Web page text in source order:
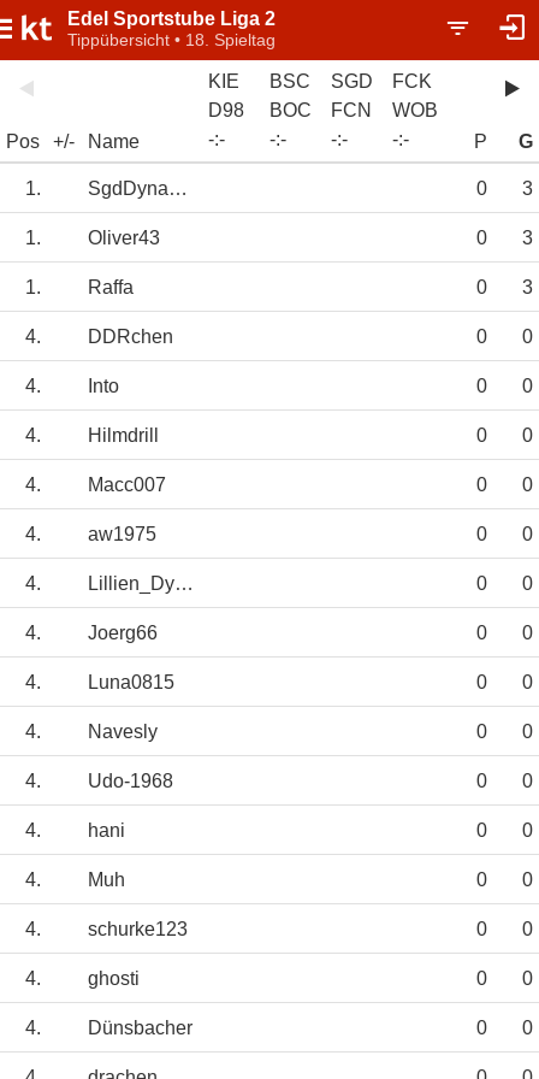
Edel Sportstube Liga 2
Tippübersicht • 18. Spieltag
Pos +/- Name
KIE
D98
-:-
BSC
BOC
-:-
SGD
FCN
-:-
FCK
WOB
-:- P G
1. SgdDynamo1953 0 3
1. Oliver43 0 3
1. Raffa 0 3
4. DDRchen 0 0
4. Into 0 0
4. Hilmdrill 0 0
4. Macc007 0 0
4. aw1975 0 0
4. Lillien_Dynamo 0 0
4. Joerg66 0 0
4. Luna0815 0 0
4. Navesly 0 0
4. Udo-1968 0 0
4. hani 0 0
4. Muh 0 0
4. schurke123 0 0
4. ghosti 0 0
4. Dünsbacher 0 0